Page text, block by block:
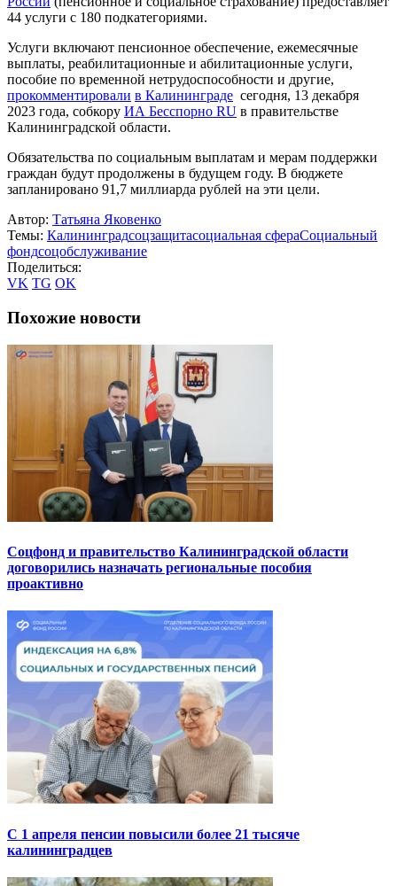
44 услуги с 180 подкатегориями.
Услуги включают пенсионное обеспечение, ежемесячные
выплаты, реабилитационные и абилитационные услуги,
пособие по временной нетрудоспособности и другие,
прокомментировали в Калининграде сегодня, 13 декабря
2023 года, собкору ИА Бесспорно RU в правительстве
Калининградской области.
Обязательства по социальным выплатам и мерам поддержки
граждан будут продолжены в будущем году. В бюджете
запланировано 91,7 миллиарда рублей на эти цели.
Автор: Татьяна Яковенко
Темы: Калининградсоцзащитасоциальная сфераСоциальный
фондсоцобслуживание
Поделиться:
VK TG OK
Похожие новости
Соцфонд и правительство Калининградской области
договорились назначать региональные пособия
проактивно
С 1 апреля пенсии повысили более 21 тысяче
калининградцев